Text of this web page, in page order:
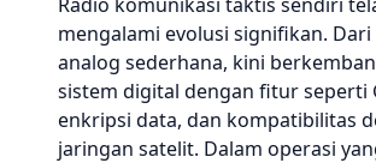
mengalami evolusi signifikan.
analog sederhana, kini
sistem digital dengan fitur seperti
enkripsi data, dan kompatibilitas
jaringan satelit. Dalam operasi